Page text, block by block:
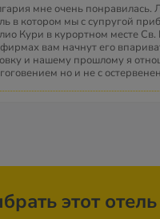
мне очень
в котором мы с супругой
Кури в курортном месте Св.
вам начнут его
и нашему прошлому я
но и не с
этот отель